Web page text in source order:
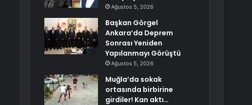
Ağustos 5, 2026
Başkan Görgel
Ankara’da Deprem
Sonrası Yeniden
Yapılanmayı Görüştü
Ağustos 5, 2026
Muğla’da sokak
ortasında birbirine
girdiler! Kan aktı…